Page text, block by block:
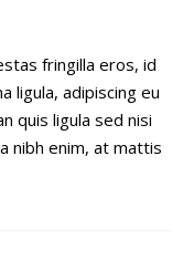
fringilla eros, id
ligula, adipiscing eu
quis ligula sed nisi
nibh enim, at mattis